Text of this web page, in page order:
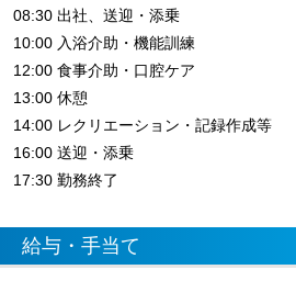
08:30 出社、送迎・添乗
10:00 入浴介助・機能訓練
12:00 食事介助・口腔ケア
13:00 休憩
14:00 レクリエーション・記録作成等
16:00 送迎・添乗
17:30 勤務終了
給与・手当て